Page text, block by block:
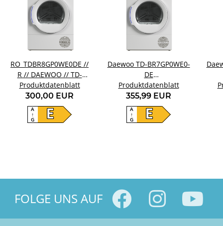
RO_TDBR8GP0WE0DE //
R // DAEWOO // TD-
BR8GP0WE0-DE
Produktdatenblatt
300,00 EUR
E
A
↑
G
Daewoo TD-BR7GP0WE0-
DE
Wärmepumpentrockner
Produktdatenblatt
355,99 EUR
E
A
↑
G
FOLGE UNS AUF